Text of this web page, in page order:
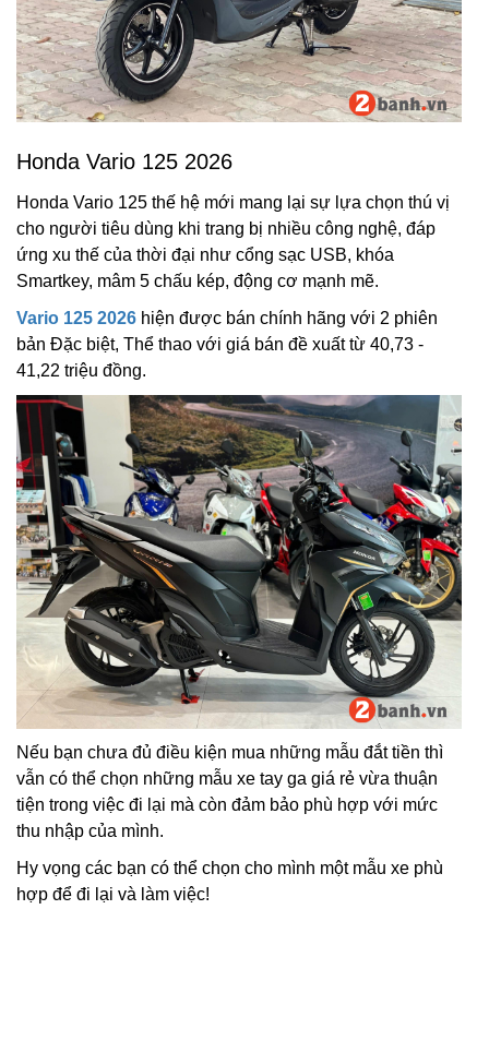
Honda Vario 125 2026
Honda Vario 125 thế hệ mới mang lại sự lựa chọn thú vị
cho người tiêu dùng khi trang bị nhiều công nghệ, đáp
ứng xu thế của thời đại như cổng sạc USB, khóa
Smartkey, mâm 5 chấu kép, động cơ mạnh mẽ.
Vario 125 2026 hiện được bán chính hãng với 2 phiên
bản Đặc biệt, Thể thao với giá bán đề xuất từ 40,73 -
41,22 triệu đồng.
Nếu bạn chưa đủ điều kiện mua những mẫu đắt tiền thì
vẫn có thể chọn những mẫu xe tay ga giá rẻ vừa thuận
tiện trong việc đi lại mà còn đảm bảo phù hợp với mức
thu nhập của mình.
Hy vọng các bạn có thể chọn cho mình một mẫu xe phù
hợp để đi lại và làm việc!